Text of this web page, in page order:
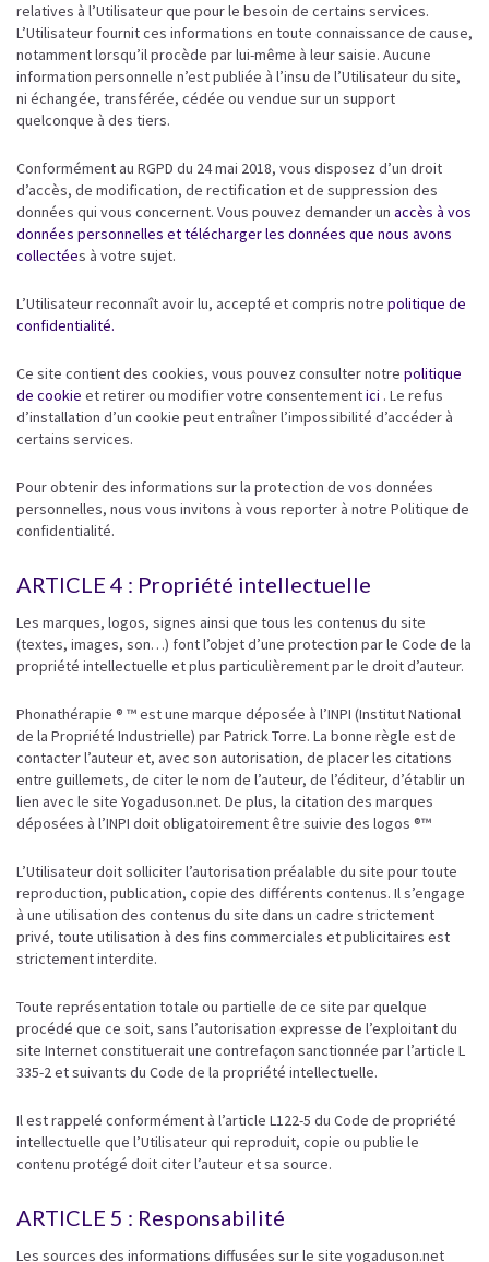
relatives à l’Utilisateur que pour le besoin de certains services.
L’Utilisateur fournit ces informations en toute connaissance de cause,
notamment lorsqu’il procède par lui-même à leur saisie. Aucune
information personnelle n’est publiée à l’insu de l’Utilisateur du site,
ni échangée, transférée, cédée ou vendue sur un support
quelconque à des tiers.
Conformément au RGPD du 24 mai 2018, vous disposez d’un droit
d’accès, de modification, de rectification et de suppression des
données qui vous concernent. Vous pouvez demander un accès à vos
données personnelles et télécharger les données que nous avons
collectées à votre sujet.
L’Utilisateur reconnaît avoir lu, accepté et compris notre politique de
confidentialité.
Ce site contient des cookies, vous pouvez consulter notre politique
de cookie et retirer ou modifier votre consentementici . Le refus
d’installation d’un cookie peut entraîner l’impossibilité d’accéder à
certains services.
Pour obtenir des informations sur la protection de vos données
personnelles, nous vous invitons à vous reporter à notre Politique de
confidentialité.
ARTICLE 4 : Propriété intellectuelle
Les marques, logos, signes ainsi que tous les contenus du site
(textes, images, son…) font l’objet d’une protection par le Code de la
propriété intellectuelle et plus particulièrement par le droit d’auteur.
Phonathérapie ® ™ est une marque déposée à l’INPI (Institut National
de la Propriété Industrielle) par Patrick Torre. La bonne règle est de
contacter l’auteur et, avec son autorisation, de placer les citations
entre guillemets, de citer le nom de l’auteur, de l’éditeur, d’établir un
lien avec le site Yogaduson.net. De plus, la citation des marques
déposées à l’INPI doit obligatoirement être suivie des logos ®™
L’Utilisateur doit solliciter l’autorisation préalable du site pour toute
reproduction, publication, copie des différents contenus. Il s’engage
à une utilisation des contenus du site dans un cadre strictement
privé, toute utilisation à des fins commerciales et publicitaires est
strictement interdite.
Toute représentation totale ou partielle de ce site par quelque
procédé que ce soit, sans l’autorisation expresse de l’exploitant du
site Internet constituerait une contrefaçon sanctionnée par l’article L
335-2 et suivants du Code de la propriété intellectuelle.
Il est rappelé conformément à l’article L122-5 du Code de propriété
intellectuelle que l’Utilisateur qui reproduit, copie ou publie le
contenu protégé doit citer l’auteur et sa source.
ARTICLE 5 : Responsabilité
Les sources des informations diffusées sur le site yogaduson.net